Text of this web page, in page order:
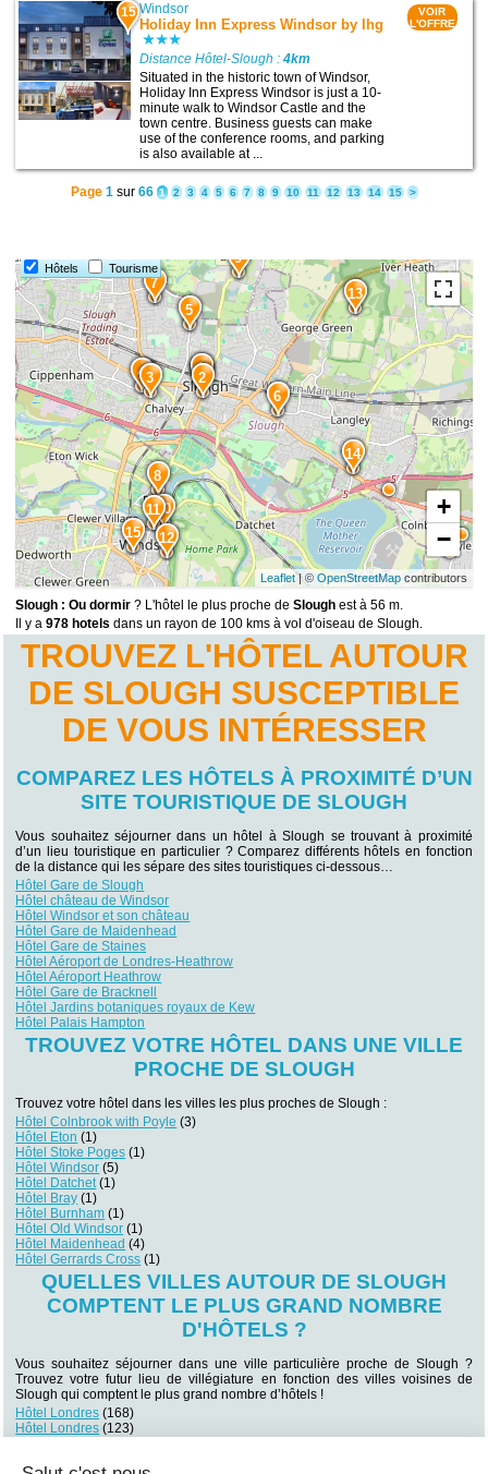
15 Windsor
Holiday Inn Express Windsor by Ihg
Distance Hôtel-Slough :4km
Situated in the historic town of Windsor,
Holiday Inn Express Windsor is just a 10-
minute walk to Windsor Castle and the
town centre. Business guests can make
use of the conference rooms, and parking
is also available at ...
VOIR
L'OFFRE
Page 1sur 66 1 2 3 4 5 6 7 8 9 10 11 12 13 14 15 >
Hôtels Tourisme
15
14
13
12
1110
9
8
7
6
5
43 2
1
+
−
Leaflet| © OpenStreetMapcontributors
Slough : Ou dormir ? L'hôtel le plus proche deSlough est à 56 m.
Il y a978 hotels dans un rayon de 100 kms à vol d'oiseau de Slough.
TROUVEZ L'HÔTEL AUTOUR
DE SLOUGH SUSCEPTIBLE
DE VOUS INTÉRESSER
COMPAREZ LES HÔTELS À PROXIMITÉ D’UN
SITE TOURISTIQUE DE SLOUGH
Vous souhaitez séjourner dans un hôtel à Slough se trouvant à proximité
d’un lieu touristique en particulier ? Comparez différents hôtels en fonction
de la distance qui les sépare des sites touristiques ci-dessous…
Hôtel Gare de Slough
Hôtel château de Windsor
Hôtel Windsor et son château
Hôtel Gare de Maidenhead
Hôtel Gare de Staines
Hôtel Aéroport de Londres-Heathrow
Hôtel Aéroport Heathrow
Hôtel Gare de Bracknell
Hôtel Jardins botaniques royaux de Kew
Hôtel Palais Hampton
TROUVEZ VOTRE HÔTEL DANS UNE VILLE
PROCHE DE SLOUGH
Trouvez votre hôtel dans les villes les plus proches de Slough :
Hôtel Colnbrook with Poyle (3)
Hôtel Eton (1)
Hôtel Stoke Poges (1)
Hôtel Windsor (5)
Hôtel Datchet(1)
Hôtel Bray (1)
Hôtel Burnham (1)
Hôtel Old Windsor (1)
Hôtel Maidenhead (4)
Hôtel Gerrards Cross (1)
QUELLES VILLES AUTOUR DE SLOUGH
COMPTENT LE PLUS GRAND NOMBRE
D'HÔTELS ?
Vous souhaitez séjourner dans une ville particulière proche de Slough ?
Trouvez votre futur lieu de villégiature en fonction des villes voisines de
Slough qui comptent le plus grand nombre d’hôtels !
Hôtel Londres (168)
Hôtel Londres (123)